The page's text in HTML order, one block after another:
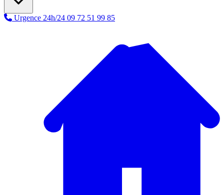
Urgence 24h/24 09 72 51 99 85